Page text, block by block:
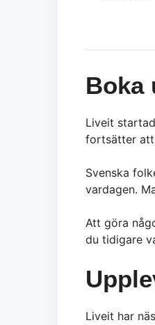
Boka
Liveit
fortsätter att
Svenska
vardagen.
Att göra
du tidigare
Liveit har